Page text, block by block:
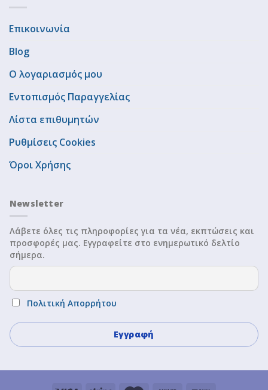
Επικοινωνία
Blog
Ο λογαριασμός μου
Εντοπισμός Παραγγελίας
Λίστα επιθυμητών
Ρυθμίσεις Cookies
Όροι Χρήσης
Newsletter
Λάβετε όλες τις πληροφορίες για τα νέα, εκπτώσεις και
προσφορές μας. Εγγραφείτε στο ενημερωτικό δελτίο
σήμερα.
Πολιτική Απορρήτου